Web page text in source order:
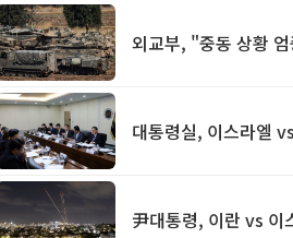
외교부, "중동 상황
대통령실, 이스라엘
尹대통령, 이란 vs 이